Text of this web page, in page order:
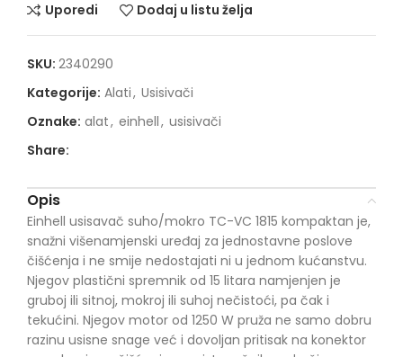
Uporedi Dodaj u listu želja
SKU: 2340290
Kategorije: Alati, Usisivači
Oznake: alat, einhell, usisivači
Share:
Opis
Einhell usisavač suho/mokro TC-VC 1815 kompaktan je,
snažni višenamjenski uređaj za jednostavne poslove
čišćenja i ne smije nedostajati ni u jednom kućanstvu.
Njegov plastični spremnik od 15 litara namjenjen je
gruboj ili sitnoj, mokroj ili suhoj nečistoći, pa čak i
tekućini. Njegov motor od 1250 W pruža ne samo dobru
razinu usisne snage već i dovoljan pritisak na konektor